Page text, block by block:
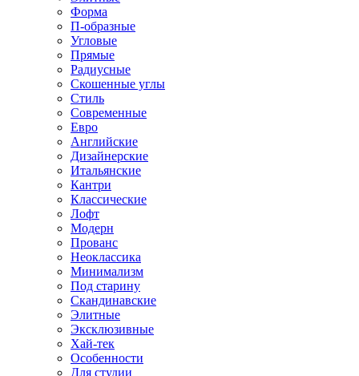
Форма
П-образные
Угловые
Прямые
Радиусные
Скошенные углы
Стиль
Современные
Евро
Английские
Дизайнерские
Итальянские
Кантри
Классические
Лофт
Модерн
Прованс
Неоклассика
Минимализм
Под старину
Скандинавские
Элитные
Эксклюзивные
Хай-тек
Особенности
Для студии